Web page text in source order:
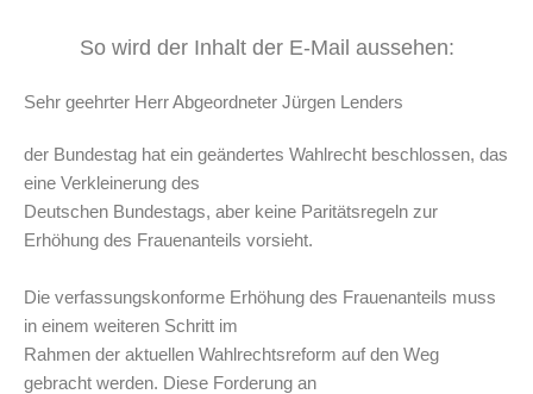
So wird der Inhalt der E-Mail aussehen:
Sehr geehrter Herr Abgeordneter Jürgen Lenders
der Bundestag hat ein geändertes Wahlrecht beschlossen, das
eine Verkleinerung des
Deutschen Bundestags, aber keine Paritätsregeln zur
Erhöhung des Frauenanteils vorsieht.
Die verfassungskonforme Erhöhung des Frauenanteils muss
in einem weiteren Schritt im
Rahmen der aktuellen Wahlrechtsreform auf den Weg
gebracht werden. Diese Forderung an